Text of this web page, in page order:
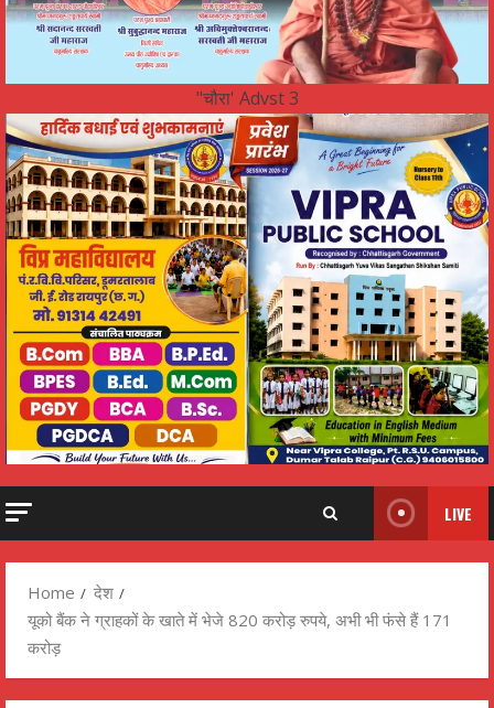
"चौरा' Advst 3
LIVE
Home
देश
यूको बैंक ने ग्राहकों के खाते में भेजे 820 करोड़ रुपये, अभी भी फंसे हैं 171
करोड़